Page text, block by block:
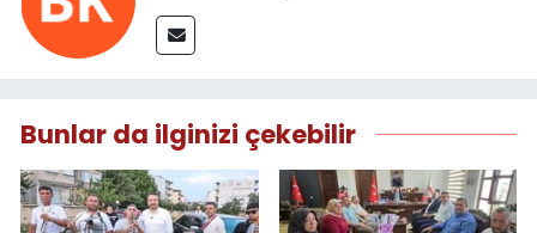
Bunlar da ilginizi çekebilir